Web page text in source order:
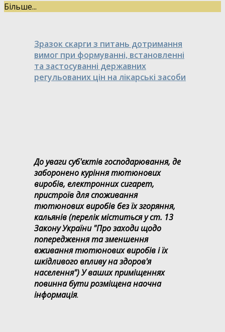
Більше...
Зразок скарги з питань дотримання
вимог при формуванні, встановленні
та застосуванні державних
регульованих цін на лікарські засоби
До уваги суб'єктів господарювання, де
заборонено куріння тютюнових
виробів, електронних сигарет,
пристроїв для споживання
тютюнових виробів без їх згоряння,
кальянів (перелік міститься у ст. 13
Закону України "Про заходи щодо
попередження та зменшення
вживання тютюнових виробів і їх
шкідливого впливу на здоров'я
населення") У ваших приміщеннях
повинна бути розміщена наочна
інформація.